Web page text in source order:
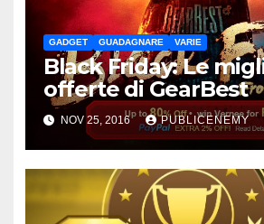
GADGET GUADAGNARE VARIE
Black Friday: Le
offerte di GearBest
NOV 25, 2016 PUBLICENEMY